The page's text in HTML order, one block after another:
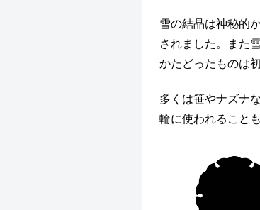
雪の結晶は神秘的
されました。また
かたどったものは
多くは笹やナズナ
輪に使われること